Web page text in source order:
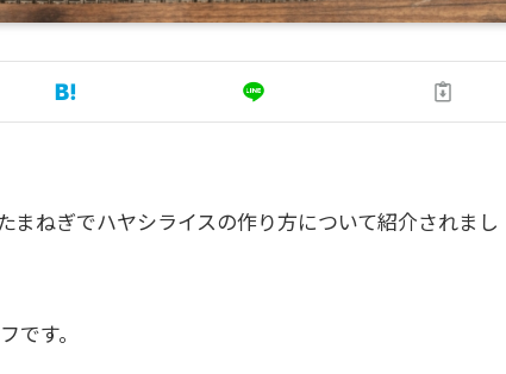
まねぎでハヤシライスの作り方について紹介されまし
です。